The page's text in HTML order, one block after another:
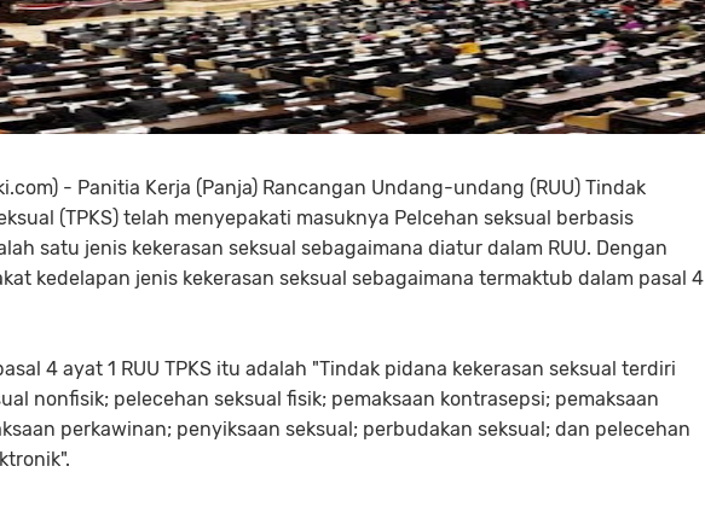
- Panitia Kerja (Panja) Rancangan Undang-undang (RUU) Tindak
(TPKS) telah menyepakati masuknya Pelcehan seksual berbasis
satu jenis kekerasan seksual sebagaimana diatur dalam RUU. Dengan
kedelapan jenis kekerasan seksual sebagaimana termaktub dalam pasal 4
4 ayat 1 RUU TPKS itu adalah "Tindak pidana kekerasan seksual terdiri
nonfisik; pelecehan seksual fisik; pemaksaan kontrasepsi; pemaksaan
perkawinan; penyiksaan seksual; perbudakan seksual; dan pelecehan